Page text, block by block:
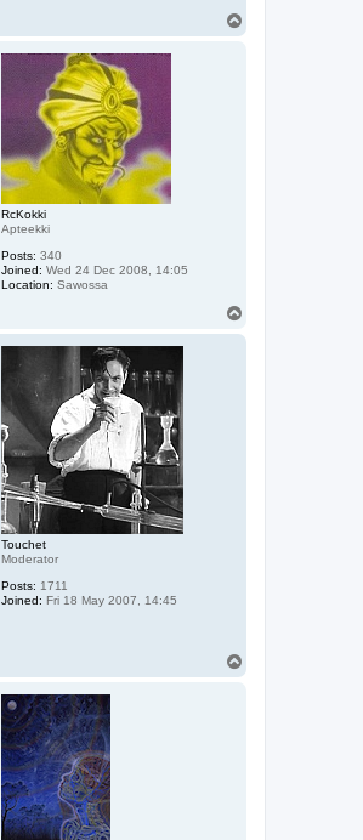
RcKokki
Apteekki
Posts: 340
Joined: Wed 24 Dec 2008, 14:05
Location: Sawossa
Touchet
Moderator
Posts: 1711
Joined: Fri 18 May 2007, 14:45